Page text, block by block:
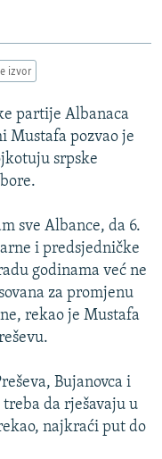
izvor
partije Albanaca
Mustafa pozvao je
srpske
sve Albance, da 6.
i predsjedničke
godinama već ne
za promjenu
rekao je Mustafa
Bujanovca i
da rješavaju u
najkraći put do